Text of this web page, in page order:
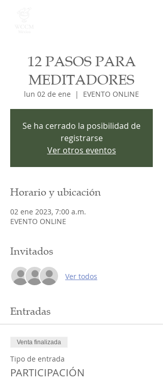
12 PASOS PARA
MEDITADORES
lun 02 de ene
  |
EVENTO ONLINE
Se ha cerrado la posibilidad de
registrarse
Ver otros eventos
Horario y ubicación
02 ene 2023, 7:00 a.m.
EVENTO ONLINE
Invitados
Ver todos
Entradas
Venta finalizada
Tipo de entrada
PARTICIPACIÓN